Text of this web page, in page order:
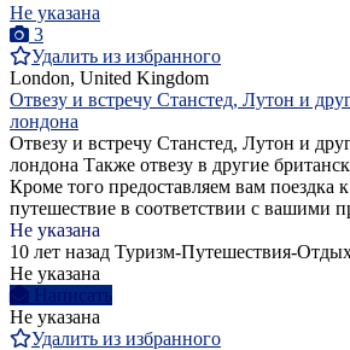
Не указана
3
Удалить из избранного
London, United Kingdom
Отвезу и встречу Станстед, Лутон и
лондона
Отвезу и встречу Станстед, Лутон и
лондона Также отвезу в другие
Кроме того предоставляем вам
путешествие в соответствии с вашими
Не указана
10 лет назад Туризм-Путешествия-
Не указана
Написать
Не указана
Удалить из избранного